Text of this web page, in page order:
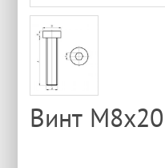
Винт